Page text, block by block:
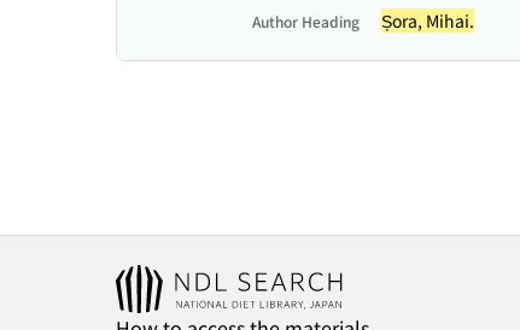
Author Heading Șora, Mihai.